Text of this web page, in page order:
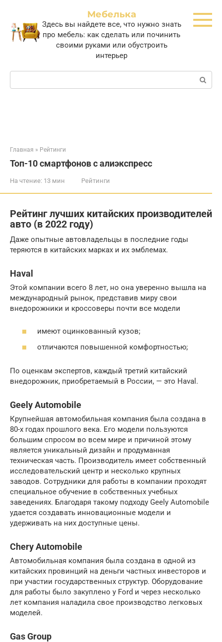
контенту
Мебелька
Здесь вы найдете все, что нужно знать
про мебель: как сделать или починить
своими руками или обустроить
интерьер
Поиск:
Главная » Рейтинги
Топ-10 смартфонов с алиэкспресс
На чтение: 13 мин Рейтинги
Рейтинг лучших китайских производителей
авто (в 2022 году)
Даже опытные автовладельцы в последние годы
теряются в китайских марках и их эмблемах.
Haval
Этой компании всего 8 лет, но она уверенно вышла на
международный рынок, представив миру свои
внедорожники и кроссоверы почти все модели
имеют оцинкованный кузов;
отличаются повышенной комфортностью;
По оценкам экспертов, каждый третий китайский
внедорожник, приобретаемый в России, — это Haval.
Geely Automobile
Крупнейшая автомобильная компания была создана в
80-х годах прошлого века. Его модели пользуются
большим спросом во всем мире и причиной этому
является уникальный дизайн и продуманная
техническая часть. Производитель имеет собственный
исследовательский центр и несколько крупных
заводов. Сотрудники для работы в компании проходят
специальное обучение в собственных учебных
заведениях. Благодаря такому подходу Geely Automobile
удается создавать инновационные модели и
удерживать на них доступные цены.
Chery Automobile
Автомобильная компания была создана в одной из
китайских провинций на деньги частных инвесторов и
при участии государственных структур. Оборудование
для работы было закуплено у Ford и через несколько
лет компания наладила свое производство легковых
моделей.
Gas Group